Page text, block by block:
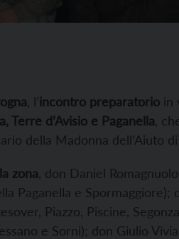
, l’incontro preparatorio in
Terre d’Avisio e Paganella ,
della Madonna dell’Aiuto di
zona , don Daniel
Paganella e Spormaggiore);
Piazzo, Piscine,
e Sorni); don Giulio